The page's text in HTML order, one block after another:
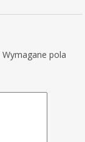
Wymagane pola